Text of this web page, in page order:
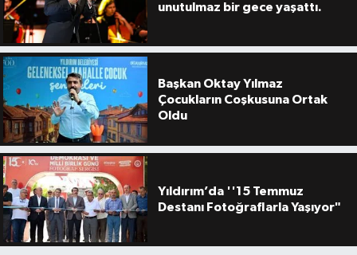
unutulmaz bir gece yaşattı.
Başkan Oktay Yılmaz
Çocukların Coşkusuna Ortak
Oldu
Yıldırım’da ''15 Temmuz
Destanı Fotoğraflarla Yaşıyor"